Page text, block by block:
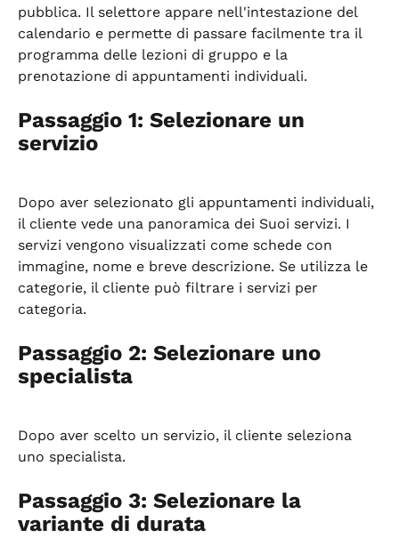
pubblica. Il selettore appare nell'intestazione del
calendario e permette di passare facilmente tra il
programma delle lezioni di gruppo e la
prenotazione di appuntamenti individuali.
Passaggio 1: Selezionare un
servizio
Dopo aver selezionato gli appuntamenti individuali,
il cliente vede una panoramica dei Suoi servizi. I
servizi vengono visualizzati come schede con
immagine, nome e breve descrizione. Se utilizza le
categorie, il cliente può filtrare i servizi per
categoria.
Passaggio 2: Selezionare uno
specialista
Dopo aver scelto un servizio, il cliente seleziona
uno specialista.
Passaggio 3: Selezionare la
variante di durata